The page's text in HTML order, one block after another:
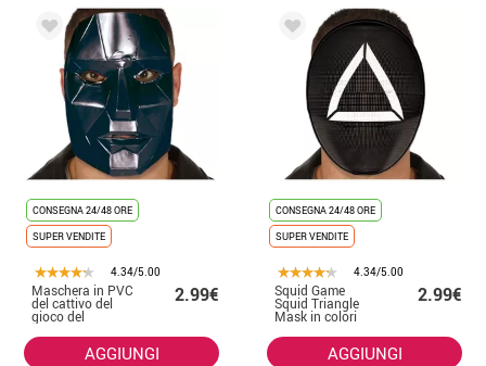
CONSEGNA 24/48 ORE
SUPER VENDITE
4.34/5.00
Maschera in PVC
del cattivo del
gioco del
calamaro
2.99€
AGGIUNGI
CONSEGNA 24/48 ORE
SUPER VENDITE
4.34/5.00
Squid Game
Squid Triangle
Mask in colori
2.99€
AGGIUNGI